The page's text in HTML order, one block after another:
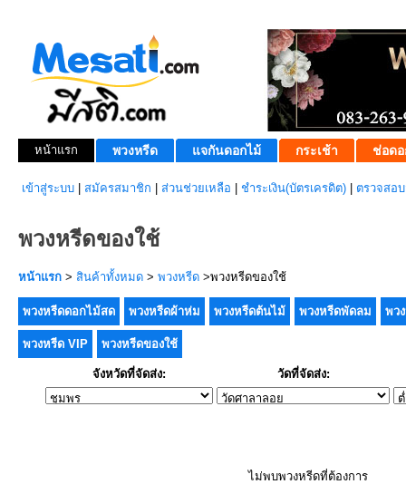
หน้าแรก พวงหรีด แจกันดอกไม้ กระเช้า ช่อดอ
เข้าสู่ระบบ สมัครสมาชิก ส่วนช่วยเหลือ ชำระเงิน(บัตรเครดิต) ตรวจสอ
พวงหรีดของใช้
หน้าแรก > สินค้าทั้งหมด > พวงหรีด >พวงหรีดของใช้
พวงหรีดดอกไม้สด พวงหรีดผ้าห่ม พวงหรีดต้นไม้ พวงหรีดพัดลม พว
พวงหรีด VIP พวงหรีดของใช้
จังหวัดที่จัดส่ง: วัดที่จัดส่ง:
ไม่พบพวงหรีดที่ต้องการ